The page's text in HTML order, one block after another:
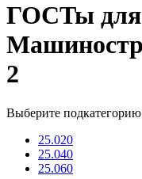
ГОСТы
2
Выберите подкатегорию
25.020
25.040
25.060